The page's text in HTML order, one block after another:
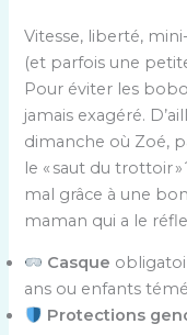
Vitesse, liberté,
(et parfois une
Pour éviter les
jamais exagéré.
dimanche où Zoé,
le « saut du trottoir
mal grâce à une
maman qui a le
Casque
ans ou enfants
Protections